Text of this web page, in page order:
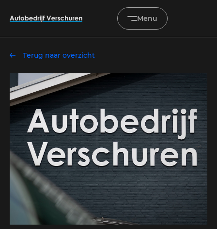
Menu
Occasions
Diensten
Onderhoud & service
Verkocht
Over ons
Contact
Terug naar overzicht